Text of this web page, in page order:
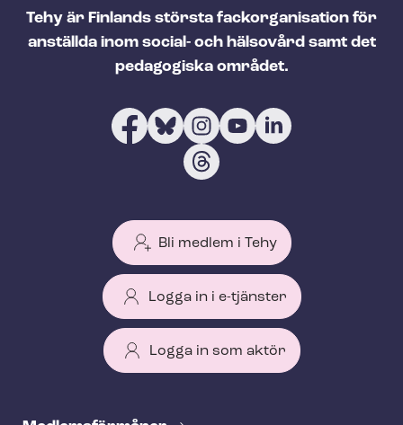
Tehy är Finlands största fackorganisation för
anställda inom social- och hälsovård samt det
pedagogiska området.
Bli medlem i Tehy
Logga in i e-tjänster
Logga in som aktör
e